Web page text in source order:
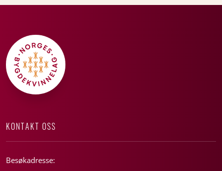
KONTAKT OSS
Besøkadresse: